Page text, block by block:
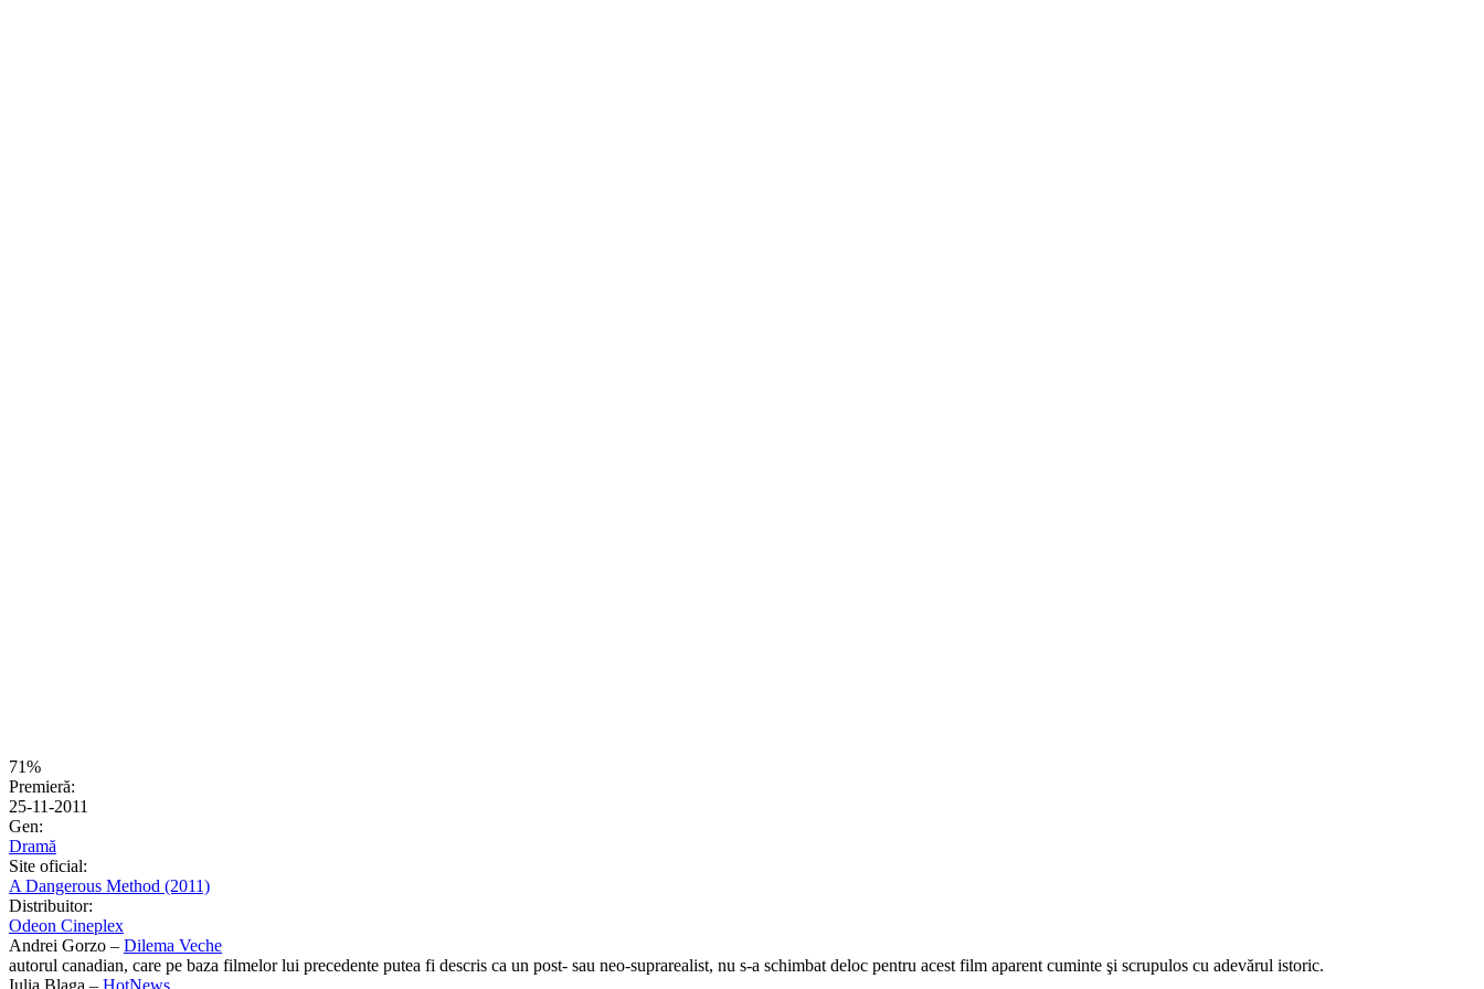
71%
Premieră:
25-11-2011
Gen:
Dramă
Site oficial:
A Dangerous Method (2011)
Distribuitor:
Odeon Cineplex
Andrei Gorzo – Dilema Veche
autorul canadian, care pe baza filmelor lui precedente putea fi descris ca un post- sau neo-suprarealist, nu s-a schimbat deloc pentru acest film aparent cuminte şi scrupulos cu adevărul istoric.
Iulia Blaga – HotNews